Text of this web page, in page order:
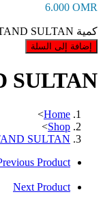
6.000 OMR
كمية FOOT STAND SULTAN
إضافة إلى السلة
SULTAN
Home
>
Shop
>
SULTAN
Product
Next Product